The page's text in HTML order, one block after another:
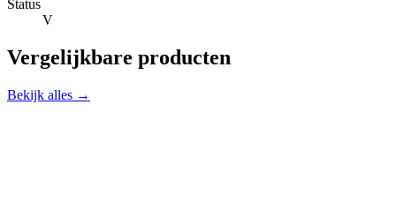
Status
V
Vergelijkbare producten
Bekijk alles →